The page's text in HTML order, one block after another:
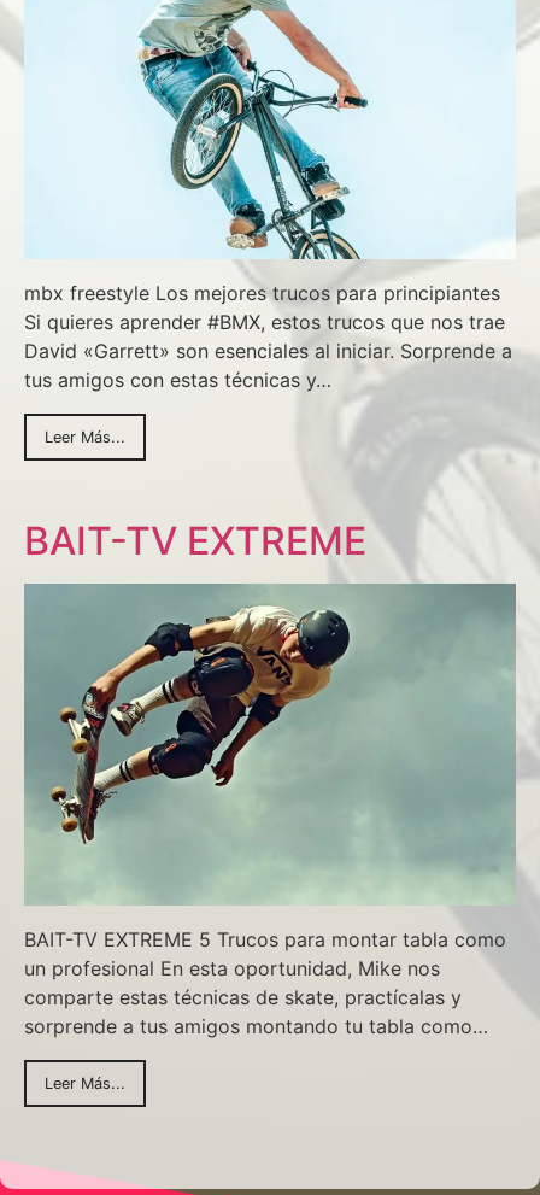
mbx freestyle Los mejores trucos para principiantes
Si quieres aprender #BMX, estos trucos que nos trae
David «Garrett» son esenciales al iniciar. Sorprende a
tus amigos con estas técnicas y…
Leer Más...
BAIT-TV EXTREME
BAIT-TV EXTREME 5 Trucos para montar tabla como
un profesional En esta oportunidad, Mike nos
comparte estas técnicas de skate, practícalas y
sorprende a tus amigos montando tu tabla como…
Leer Más...